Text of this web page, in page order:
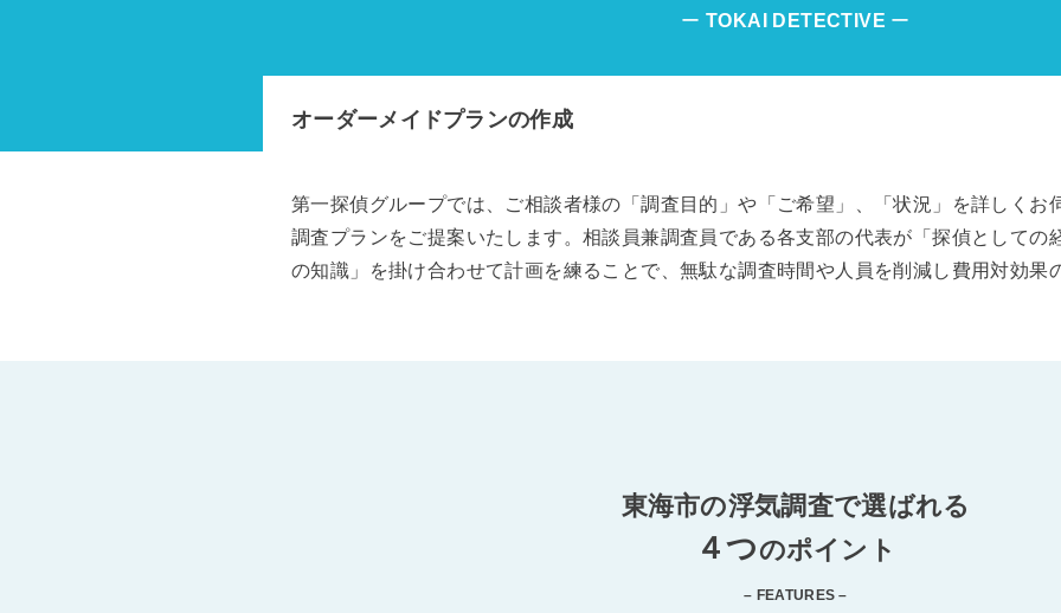
ー TOKAI DETECTIVE ー
オーダーメイドプランの作成
第一探偵グループでは、ご相談者様の「調査目的」や「ご希望」、「状況」を詳しくお
調査プランをご提案いたします。相談員兼調査員である各支部の代表が「探偵としての
の知識」を掛け合わせて計画を練ることで、無駄な調査時間や人員を削減し費用対効果
東海市の浮気調査で選ばれる
４つのポイント
– FEATURES –